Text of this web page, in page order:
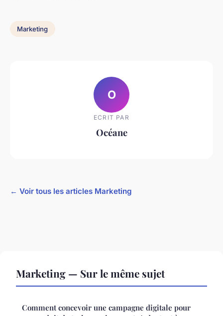
Marketing
O
ECRIT PAR
Océane
← Voir tous les articles Marketing
Marketing — Sur le même sujet
Comment concevoir une campagne digitale pour